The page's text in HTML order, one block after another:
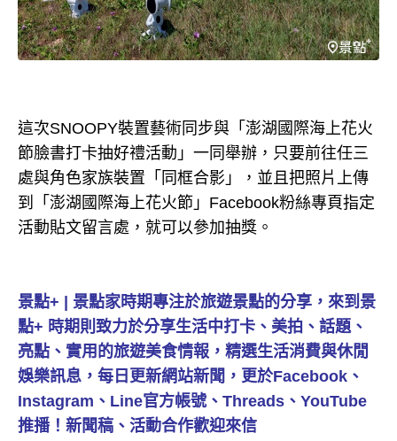
這次SNOOPY裝置藝術同步與「澎湖國際海上花火
節臉書打卡抽好禮活動」一同舉辦，只要前往任三
處與角色家族裝置「同框合影」，並且把照片上傳
到「澎湖國際海上花火節」Facebook粉絲專頁指定
活動貼文留言處，就可以參加抽獎。
景點+ | 景點家時期專注於旅遊景點的分享，來到景
點+ 時期則致力於分享生活中打卡、美拍、話題、
亮點、實用的旅遊美食情報，精選生活消費與休閒
娛樂訊息，每日更新網站新聞，更於Facebook、
Instagram、Line官方帳號、Threads、YouTube
推播！新聞稿、活動合作歡迎來信